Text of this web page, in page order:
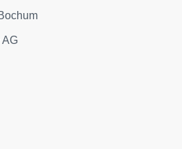
AG